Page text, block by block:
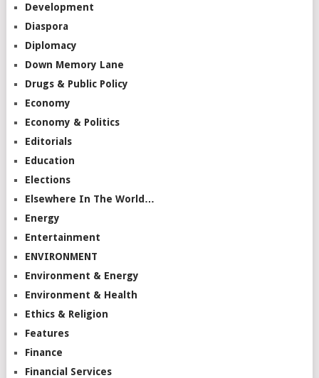
Development
Diaspora
Diplomacy
Down Memory Lane
Drugs & Public Policy
Economy
Economy & Politics
Editorials
Education
Elections
Elsewhere In The World…
Energy
Entertainment
ENVIRONMENT
Environment & Energy
Environment & Health
Ethics & Religion
Features
Finance
Financial Services